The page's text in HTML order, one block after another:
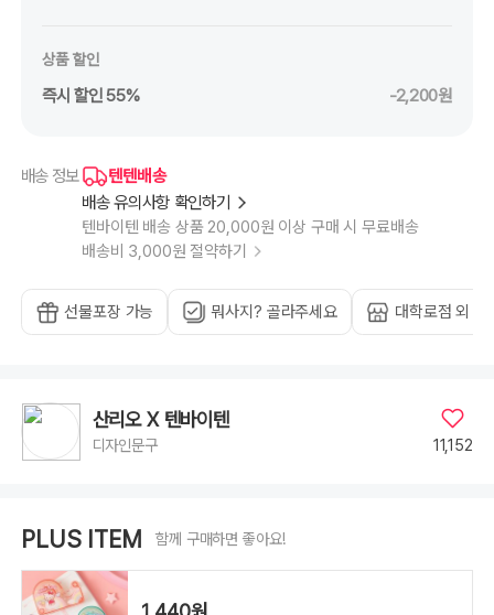
상품 할인
즉시 할인 55% -2,200원
배송 정보
텐텐배송
배송 유의사항 확인하기
텐바이텐 배송 상품 20,000원 이상 구매 시 무료배송
배송비 3,000원 절약하기
선물포장 가능 뭐사지? 골라주세요 대학로점 외 1곳
산리오 X 텐바이텐
디자인문구 11,152
PLUS ITEM 함께 구매하면 좋아요!